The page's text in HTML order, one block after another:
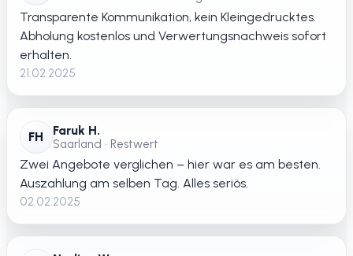
Transparente Kommunikation, kein Kleingedrucktes.
Abholung kostenlos und Verwertungsnachweis sofort
erhalten.
21.02.2025
FH Faruk H.
Saarland • Restwert
Zwei Angebote verglichen – hier war es am besten.
Auszahlung am selben Tag. Alles seriös.
02.02.2025